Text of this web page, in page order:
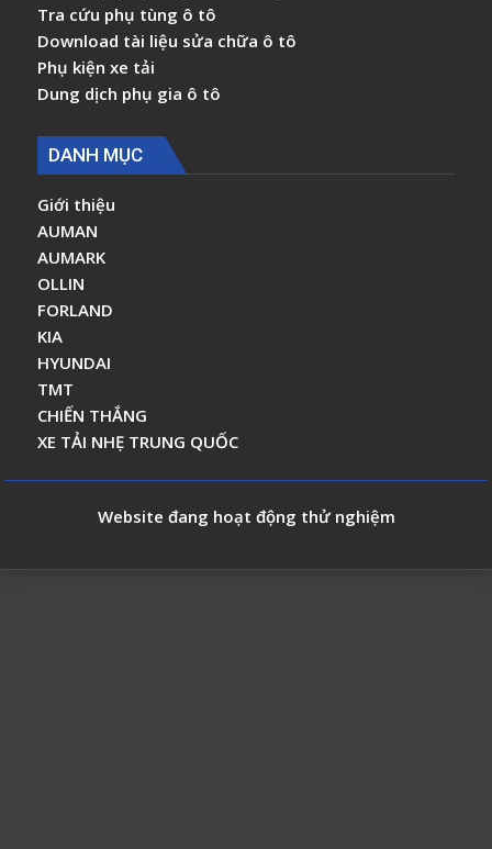
Tra cứu phụ tùng ô tô
Download tài liệu sửa chữa ô tô
Phụ kiện xe tải
Dung dịch phụ gia ô tô
DANH MỤC
Giới thiệu
AUMAN
AUMARK
OLLIN
FORLAND
KIA
HYUNDAI
TMT
CHIẾN THẮNG
XE TẢI NHẸ TRUNG QUỐC
Website đang hoạt động thử nghiệm